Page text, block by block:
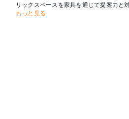
リックスペースを家具を通じて提案力と
もっと見る